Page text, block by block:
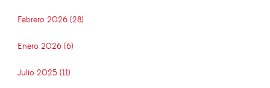
Febrero 2026 (28)
Enero 2026 (6)
Julio 2025 (11)